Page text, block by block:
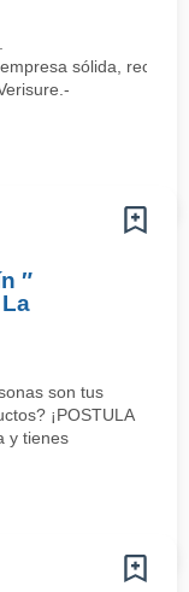
sólida,
″
son tus
¡POSTULA
y tienes